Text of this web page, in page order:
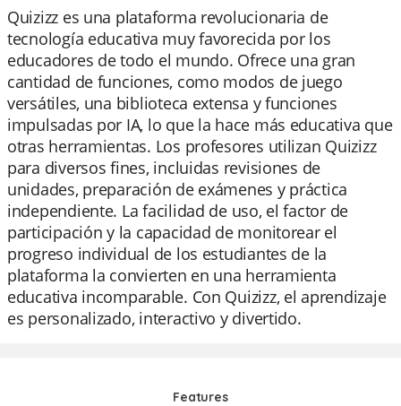
Quizizz es una plataforma revolucionaria de
tecnología educativa muy favorecida por los
educadores de todo el mundo. Ofrece una gran
cantidad de funciones, como modos de juego
versátiles, una biblioteca extensa y funciones
impulsadas por IA, lo que la hace más educativa que
otras herramientas. Los profesores utilizan Quizizz
para diversos fines, incluidas revisiones de
unidades, preparación de exámenes y práctica
independiente. La facilidad de uso, el factor de
participación y la capacidad de monitorear el
progreso individual de los estudiantes de la
plataforma la convierten en una herramienta
educativa incomparable. Con Quizizz, el aprendizaje
es personalizado, interactivo y divertido.
Features